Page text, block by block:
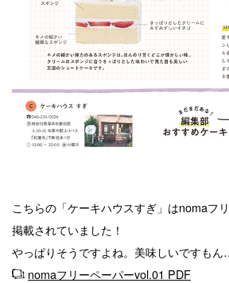
こちらの「ケーキハウスすぎ」はnomaフ
掲載されていました！
やっぱりそうですよね。美味しいですもん
nomaフリーペーパーvol.01 PDF